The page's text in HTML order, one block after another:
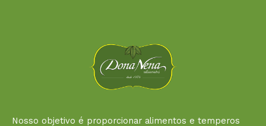
Nosso objetivo é proporcionar alimentos e temperos